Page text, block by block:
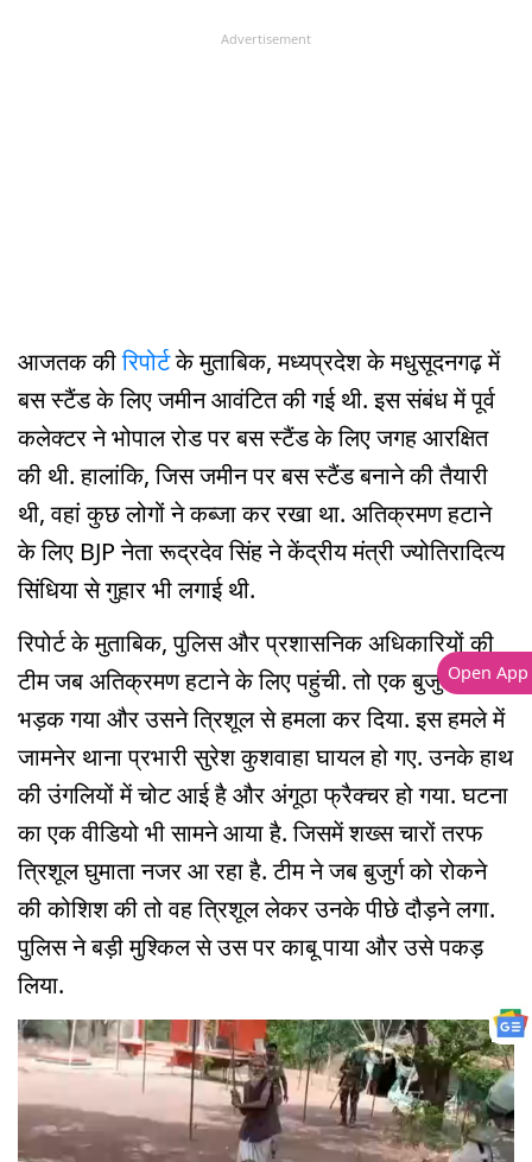
Advertisement
आजतक कीरिपोर्टके मुताबिक, मध्यप्रदेश के मधुसूदनगढ़ में
बस स्टैंड के लिए जमीन आवंटित की गई थी. इस संबंध में पूर्व
कलेक्टर ने भोपाल रोड पर बस स्टैंड के लिए जगह आरक्षित
की थी. हालांकि, जिस जमीन पर बस स्टैंड बनाने की तैयारी
थी, वहां कुछ लोगों ने कब्जा कर रखा था. अतिक्रमण हटाने
के लिए BJP नेता रूद्रदेव सिंह ने केंद्रीय मंत्री ज्योतिरादित्य
सिंधिया से गुहार भी लगाई थी.
रिपोर्ट के मुताबिक, पुलिस और प्रशासनिक अधिकारियों की
टीम जब अतिक्रमण हटाने के लिए पहुंची. तो एक बुजुर्ग शख्स
भड़क गया और उसने त्रिशूल से हमला कर दिया. इस हमले में
जामनेर थाना प्रभारी सुरेश कुशवाहा घायल हो गए. उनके हाथ
की उंगलियों में चोट आई है और अंगूठा फ्रैक्चर हो गया. घटना
का एक वीडियो भी सामने आया है. जिसमें शख्स चारों तरफ
त्रिशूल घुमाता नजर आ रहा है. टीम ने जब बुजुर्ग को रोकने
की कोशिश की तो वह त्रिशूल लेकर उनके पीछे दौड़ने लगा.
पुलिस ने बड़ी मुश्किल से उस पर काबू पाया और उसे पकड़
लिया.
Open App